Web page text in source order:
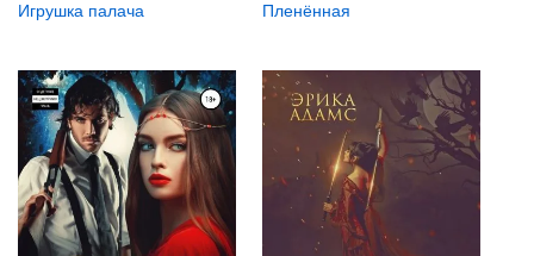
Игрушка палача Пленённая